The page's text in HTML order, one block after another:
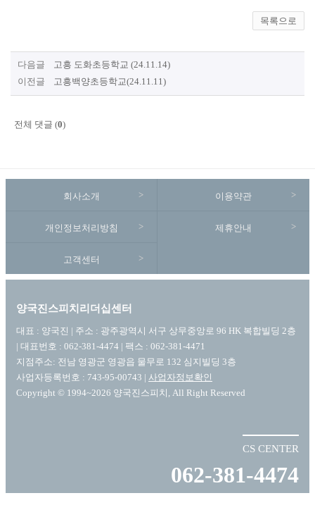
목록으로
다음글 고흥 도화초등학교 (24.11.14)
이전글 고흥백양초등학교(24.11.11)
전체 댓글 (0)
회사소개 이용약관
개인정보처리방침 제휴안내
고객센터
양국진스피치리더십센터
대표 : 양국진 | 주소 : 광주광역시 서구 상무중앙로 96 HK 복합빌딩 2층
| 대표번호 : 062-381-4474 | 팩스 : 062-381-4471
지점주소: 전남 영광군 영광읍 물무로 132 심지빌딩 3층
사업자등록번호 : 743-95-00743 | 사업자정보확인
Copyright © 1994~2026 양국진스피치, All Right Reserved
CS CENTER
062-381-4474